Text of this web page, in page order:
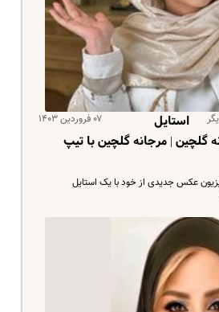
۰۷ فروردین ۱۴۰۳
استایل
گلچین | مرجانه گلچین با تیپ
عکس جدیدی از خود با یک استایل